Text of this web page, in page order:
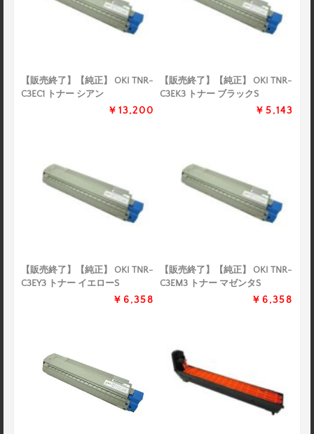
【販売終了】【純正】 OKI TNR-
C3EC1 トナー シアン
￥13,200
【販売終了】【純正】 OKI TNR-
C3EK3 トナー ブラックS
￥5,143
【販売終了】【純正】 OKI TNR-
C3EY3 トナー イエローS
￥6,358
【販売終了】【純正】 OKI TNR-
C3EM3 トナー マゼンタS
￥6,358